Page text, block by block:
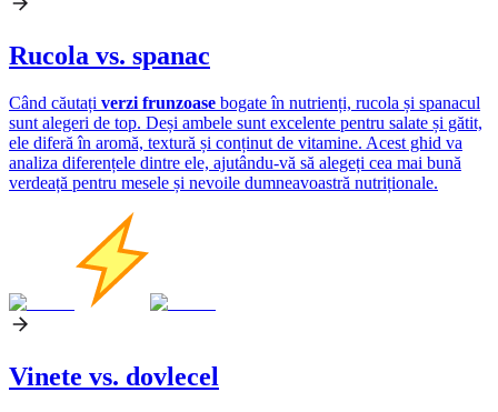
Rucola vs. spanac
Când căutați verzi frunzoase bogate în nutrienți, rucola și spanacul
sunt alegeri de top. Deși ambele sunt excelente pentru salate și gătit,
ele diferă în aromă, textură și conținut de vitamine. Acest ghid va
analiza diferențele dintre ele, ajutându-vă să alegeți cea mai bună
verdeață pentru mesele și nevoile dumneavoastră nutriționale.
Vinete vs. dovlecel